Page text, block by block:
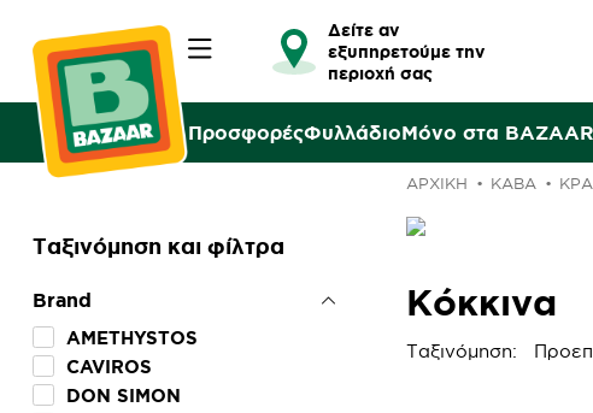
Δείτε αν
εξυπηρετούμε την
περιοχή σας
ΠροσφορέςΦυλλάδιοΜόνο στα BAZAAR
Ταξινόμηση και φίλτρα
Brand
AMETHYSTOS
CAVIROS
DON SIMON
ΑΡΧΙΚΉ ΚΑΒΑ
Κόκκινα
Ταξινόμηση: